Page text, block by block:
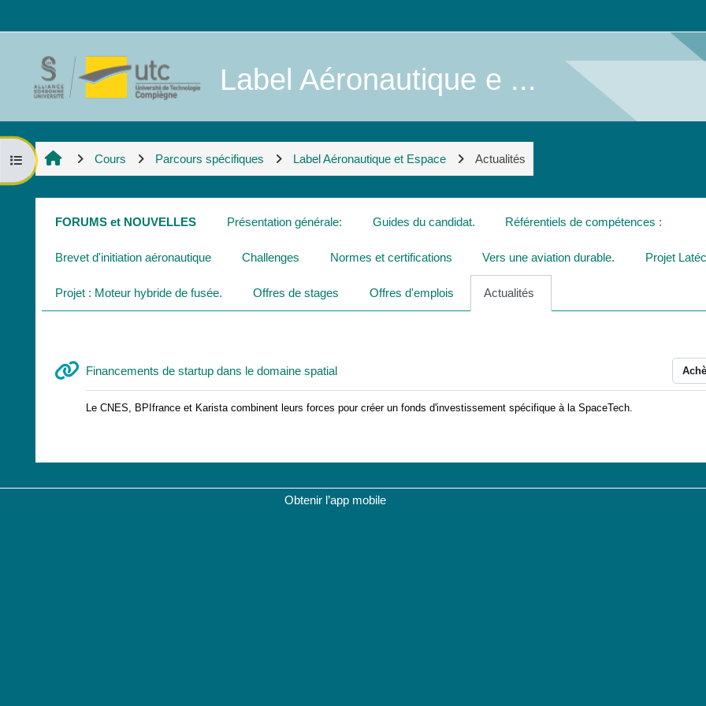
Label Aéronautique e ...
Ouvrir l’index du cours
Cours Parcours spécifiques Label Aéronautique et Espace Actualités
Résumé de section
FORUMS et NOUVELLES Présentation générale: Guides du candidat. Référentiels de compétences :
Brevet d'initiation aéronautique Challenges Normes et certifications Vers une aviation durable. Projet
Projet : Moteur hybride de fusée. Offres de stages Offres d'emplois Actualités
Financements de startup dans le domaine spatialURL
Le CNES, BPIfrance et Karista combinent leurs forces pour créer un fonds d'investissement spécifique à la SpaceTech.
Obtenir l’app mobile